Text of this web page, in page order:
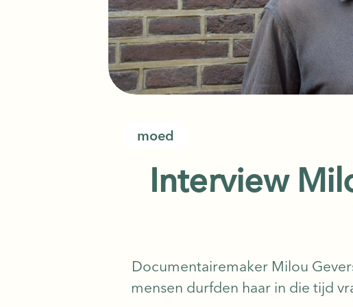
moed
Interview
Documentairemaker Milou
mensen durfden haar in die tijd